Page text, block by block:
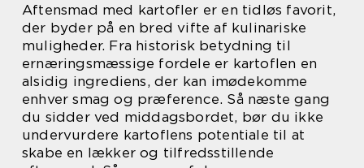
Aftensmad med kartofler er en tidløs favorit,
der byder på en bred vifte af kulinariske
muligheder. Fra historisk betydning til
ernæringsmæssige fordele er kartoflen en
alsidig ingrediens, der kan imødekomme
enhver smag og præference. Så næste gang
du sidder ved middagsbordet, bør du ikke
undervurdere kartoflens potentiale til at
skabe en lækker og tilfredsstillende